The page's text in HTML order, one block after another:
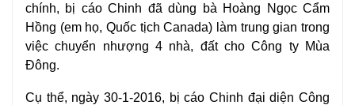
chính, bị cáo Chinh đã dùng bà Hoàng Ngọc Cẩm
Hồng (em họ, Quốc tịch Canada) làm trung gian trong
việc chuyển nhượng 4 nhà, đất cho Công ty Mùa
Đông.
Cụ thể, ngày 30-1-2016, bị cáo Chinh đại diện Công